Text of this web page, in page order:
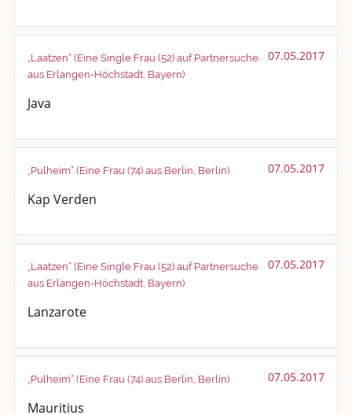
„Laatzen“ (Eine Single Frau (52) auf Partnersuche
aus Erlangen-Höchstadt, Bayern)
07.05.2017
Java
„Pulheim“ (Eine Frau (74) aus Berlin, Berlin) 07.05.2017
Kap Verden
„Laatzen“ (Eine Single Frau (52) auf Partnersuche
aus Erlangen-Höchstadt, Bayern)
07.05.2017
Lanzarote
„Pulheim“ (Eine Frau (74) aus Berlin, Berlin) 07.05.2017
Mauritius